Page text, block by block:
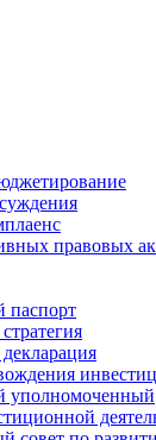
правовых
паспорт
уполномоченный